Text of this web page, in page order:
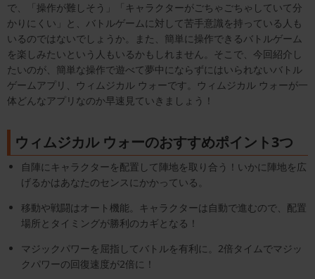
で、「操作が難しそう」「キャラクターがごちゃごちゃしていて分
かりにくい」と、バトルゲームに対して苦手意識を持っている人も
いるのではないでしょうか。また、簡単に操作できるバトルゲーム
を楽しみたいという人もいるかもしれません。そこで、今回紹介し
たいのが、簡単な操作で遊べて夢中にならずにはいられないバトル
ゲームアプリ、ウィムジカル ウォーです。ウィムジカル ウォーが一
体どんなアプリなのか早速見ていきましょう！
ウィムジカル ウォーのおすすめポイント3つ
自陣にキャラクターを配置して陣地を取り合う！いかに陣地を広
げるかはあなたのセンスにかかっている。
移動や戦闘はオート機能。キャラクターは自動で進むので、配置
場所とタイミングが勝利のカギとなる！
マジックパワーを屈指してバトルを有利に。2倍タイムでマジッ
クパワーの回復速度が2倍に！